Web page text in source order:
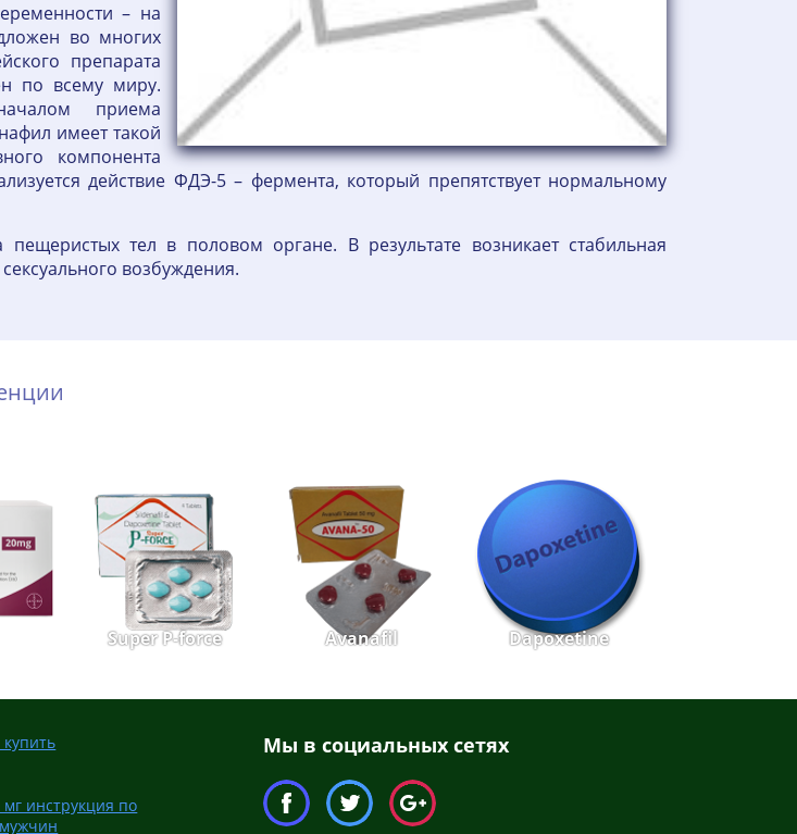
– на
во многих
препарата
по всему миру.
приема
имеет такой
компонента
действие ФДЭ-5 – фермента, который препятствует нормальному
пещеристых тел в половом органе. В результате возникает стабильная
возбуждения.
Super P-force Avanafil Dapoxetine
инструкция по
Мы в социальных сетях